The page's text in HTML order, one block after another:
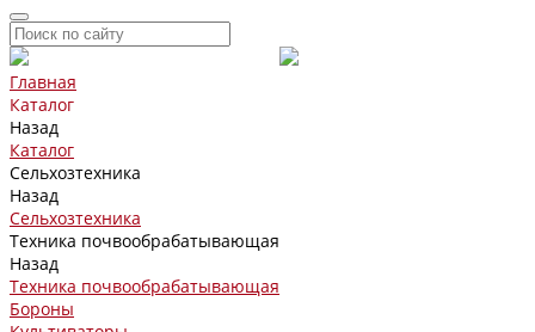
Главная
Каталог
Назад
Каталог
Сельхозтехника
Назад
Сельхозтехника
Техника почвообрабатывающая
Назад
Техника почвообрабатывающая
Бороны